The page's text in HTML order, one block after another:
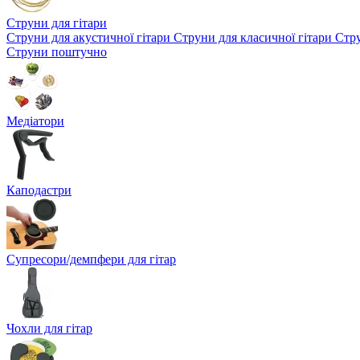
Струни для гітари
Струни для акустичної гітари Струни для класичної гітари
Струни поштучно
Медіатори
Каподастри
Супресори/демпфери для гітар
Чохли для гітар